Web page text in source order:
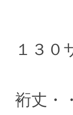
１３
裄丈